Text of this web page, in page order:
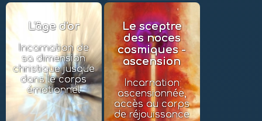
L'âge d'or
Incarnation de
sa dimension
christique jusque
dans le corps
émotionnel
Le sceptre
des noces
cosmiques -
ascension
Incarnation
ascensionnée,
accès au corps
de réjouissance